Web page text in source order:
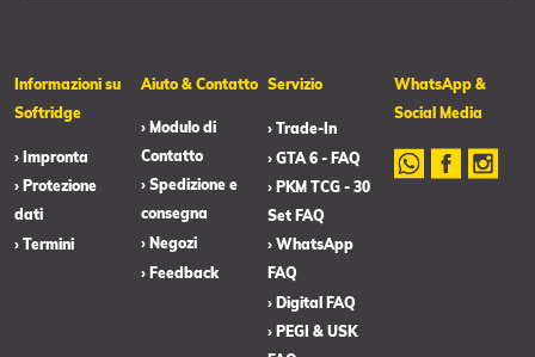
Informazioni su
Softridge
› Impronta
› Protezione
dati
› Termini
Aiuto & Contatto
› Modulo di
Contatto
› Spedizione e
consegna
› Negozi
› Feedback
Servizio
› Trade-In
› GTA 6 - FAQ
› PKM TCG - 30
Set FAQ
› WhatsApp
FAQ
› Digital FAQ
› PEGI & USK
WhatsApp &
Social Media